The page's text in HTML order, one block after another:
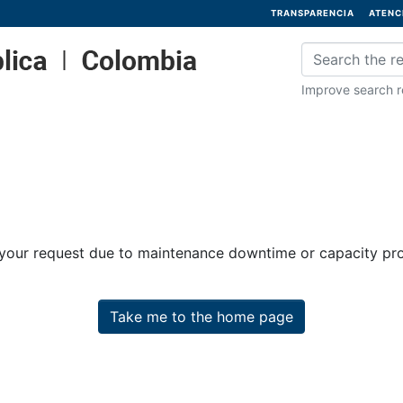
TRANSPARENCIA
Improve search
request due to maintenance downtime or capacity
Take me to the home page